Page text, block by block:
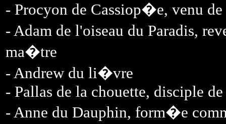
- Procyon de Cassiop�e, venu
- Adam de l'oiseau du Paradis,
ma�tre
- Andrew du li�vre
- Pallas de la chouette, disciple
- Anne du Dauphin, form�e